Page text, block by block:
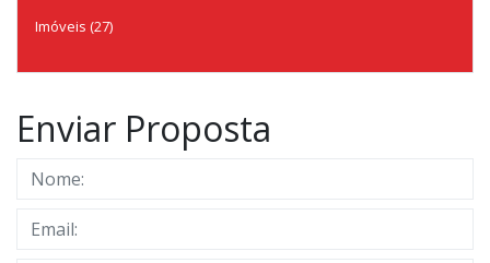
Imóveis (27)
Enviar Proposta